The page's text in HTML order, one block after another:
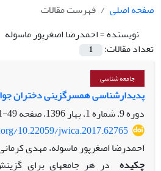
صفحه اصلی
فهرست مقالات
نویسنده =احمدرضا اصغرپور ماسوله
تعداد مقالات:
1
جامعه شناسی
پدیدارشناسی همسرگزینی دختران
دوره 9، شماره 1، بهار 1396، صفحه
49-71
10.22059/jwica.2017.62765
احمدرضا اصغرپور ماسوله، مهدی
چکیده در هر جامعه‏ای برای